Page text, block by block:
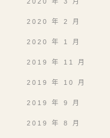
2020 年 2 月
2020 年 1 月
2019 年 11 月
2019 年 10 月
2019 年 9 月
2019 年 8 月